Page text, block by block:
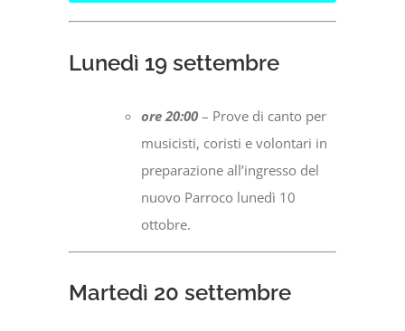
Lunedì 19 settembre
ore 20:00 – Prove di canto per
musicisti, coristi e volontari in
preparazione all’ingresso del
nuovo Parroco lunedì 10
ottobre.
Martedì 20 settembre